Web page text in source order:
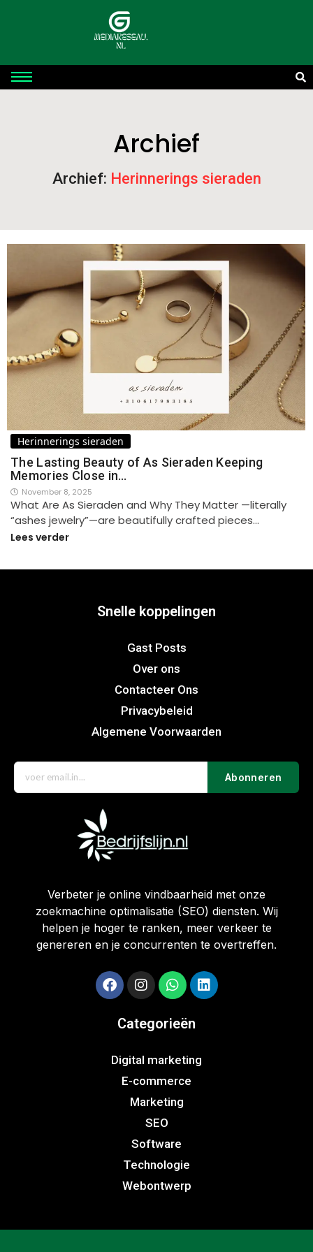
Archief
Archief: Herinnerings sieraden
Herinnerings sieraden
The Lasting Beauty of As Sieraden Keeping
Memories Close in…
November 8, 2025
What Are As Sieraden and Why They Matter —literally
“ashes jewelry”—are beautifully crafted pieces…
Lees verder
Snelle koppelingen
Gast Posts
Over ons
Contacteer Ons
Privacybeleid
Algemene Voorwaarden
Abonneren
Verbeter je online vindbaarheid met onze
zoekmachine optimalisatie (SEO) diensten. Wij
helpen je hoger te ranken, meer verkeer te
genereren en je concurrenten te overtreffen.
Categorieën
Digital marketing
E-commerce
Marketing
SEO
Software
Technologie
Webontwerp